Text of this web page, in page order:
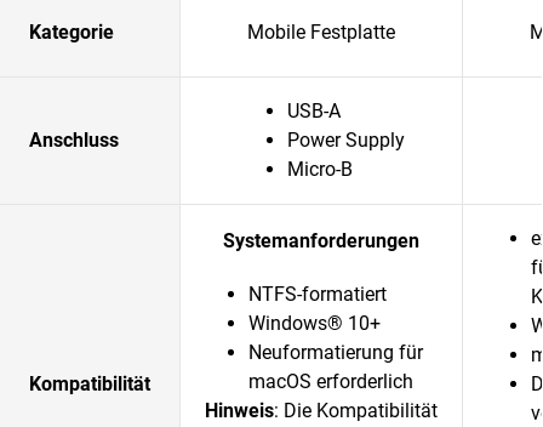
Kategorie Mobile Festplatte
Anschluss
USB-A
Power Supply
Micro-B
Kompatibilität
Systemanforderungen
NTFS-formatiert
Windows® 10+
Neuformatierung für
macOS erforderlich
Hinweis: Die Kompatibilität